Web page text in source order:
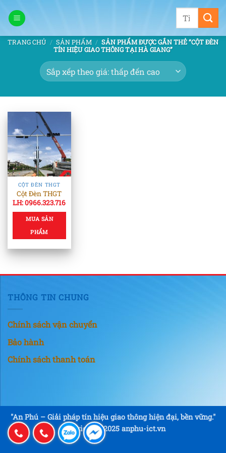
qua
dung
Tìm
TRANG CHỦ / SẢN PHẨM / SẢN PHẨM ĐƯỢC GẮN THẺ “CỘT ĐÈN
TÍN HIỆU GIAO THÔNG TẠI HÀ GIANG”
CỘT ĐÈN THGT
Cột Đèn THGT
LH: 0966.323.716
MUA SẢN
PHẨM
THÔNG TIN CHUNG
Chính sách vận chuyển
Bảo hành
Chính sách thanh toán
"An Phú – Giải pháp tín hiệu giao thông hiện đại, bền vững."
Copyright © 2025 anphu-ict.vn